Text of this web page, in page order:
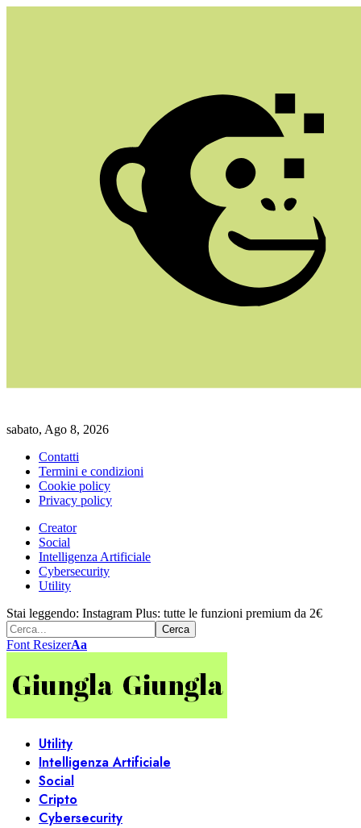
sabato, Ago 8, 2026
Contatti
Termini e condizioni
Cookie policy
Privacy policy
Creator
Social
Intelligenza Artificiale
Cybersecurity
Utility
Stai leggendo: Instagram Plus: tutte le funzioni premium da 2€
Font ResizerAa
Utility
Intelligenza Artificiale
Social
Cripto
Cybersecurity